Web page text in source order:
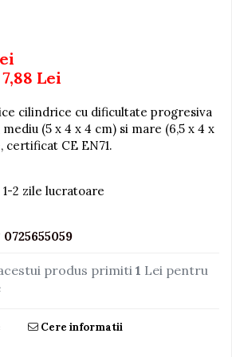
7,88 Lei
cilindrice cu dificultate progresiva
(5 x 4 x 4 cm) si mare (6,5 x 4 x
certificat CE EN71.
1-2 zile lucratoare
0725655059
produs primiti 1 Lei pentru
Cere informatii